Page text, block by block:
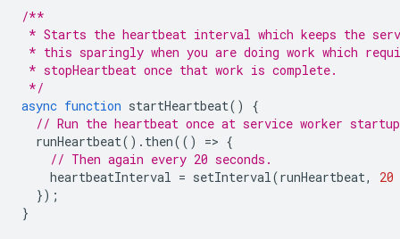
/**
* Starts the heartbeat interval which keeps the
* this sparingly when you are doing work which
* stopHeartbeat once that work is complete.
*/
async function startHeartbeat()
{
// Run the heartbeat once at service worker
runHeartbeat(). then(() => {
// Then again every 20 seconds.
heartbeatInterval = setInterval(runHeartbeat,
20
});
}